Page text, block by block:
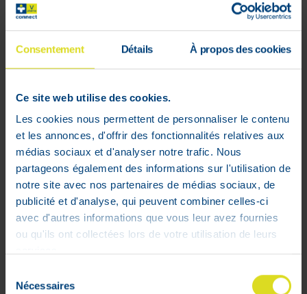
Consentement Détails À propos des cookies
Ce site web utilise des cookies.
Les cookies nous permettent de personnaliser le contenu
et les annonces, d'offrir des fonctionnalités relatives aux
médias sociaux et d'analyser notre trafic. Nous
partageons également des informations sur l'utilisation de
notre site avec nos partenaires de médias sociaux, de
publicité et d'analyse, qui peuvent combiner celles-ci
avec d'autres informations que vous leur avez fournies
ou qu'ils ont collectées lors de votre utilisation de leurs
Nécessaires
Saforelle Essential Soin Lavant
Apaisant Recharge X4
Prix public conseillé
:14,50€
11,60€
Hors stock
M'avertir du retour
en stock